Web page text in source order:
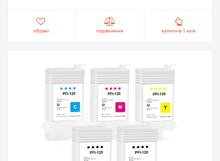
обрані порівняння купити в 1 клік